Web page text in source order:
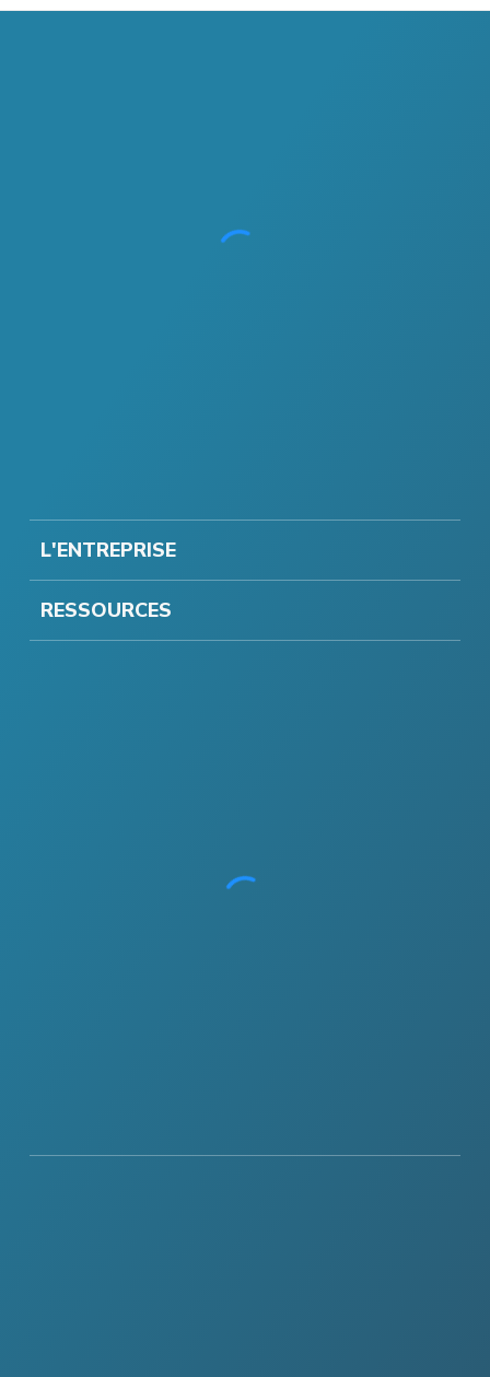
L'ENTREPRISE
RESSOURCES